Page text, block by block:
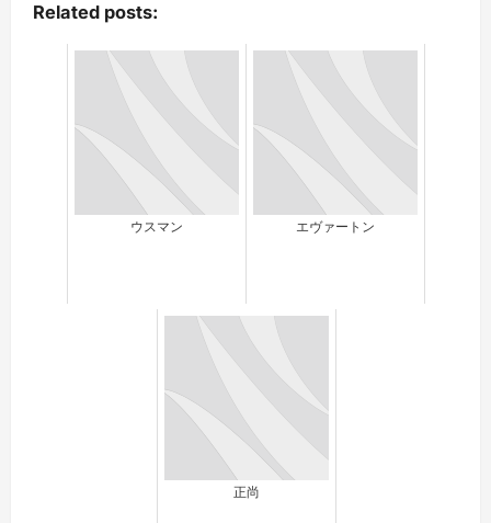
Related posts:
ウスマン エヴァートン
正尚